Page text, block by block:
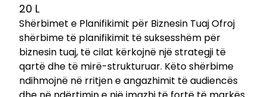
20 L
Shërbimet e Planifikimit për Biznesin Tuaj Ofroj
shërbime të planifikimit të suksesshëm për
biznesin tuaj, të cilat kërkojnë një strategji të
qartë dhe të mirë-strukturuar. Këto shërbime
ndihmojnë në rritjen e angazhimit të audiencës